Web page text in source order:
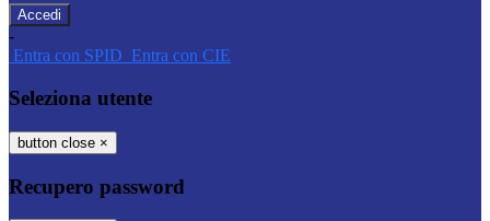
-
Entra con SPID Entra con CIE
Seleziona utente
button close ×
Recupero password